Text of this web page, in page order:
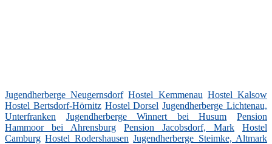
Jugendherberge Neugernsdorf Hostel Kemmenau Hostel Kalsow
Hostel Bertsdorf-Hörnitz Hostel Dorsel Jugendherberge Lichtenau,
Unterfranken
Jugendherberge Winnert bei Husum
Pension
Hammoor bei Ahrensburg
Pension Jacobsdorf, Mark
Hostel
Camburg Hostel Rodershausen Jugendherberge Steimke, Altmark